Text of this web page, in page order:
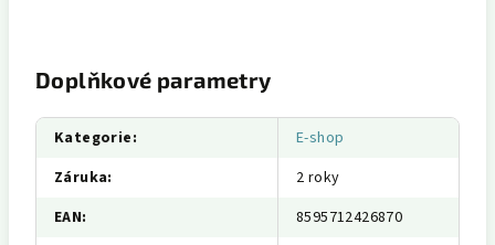
Doplňkové parametry
Kategorie:
E-shop
Záruka:
2 roky
EAN:
8595712426870